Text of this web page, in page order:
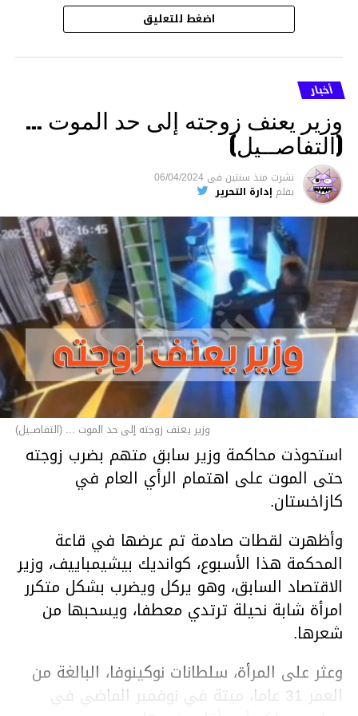
اضغط للتعليق
أخبار
وزير يعنف زوجته إلى حد الموت …
(التفاصــيل)
نشرت منذ سنتين فى 06/04/2024
بقلم إدارة التحرير
وزير يعنف زوجته إلى حد الموت ... (التفاصــيل)
استحوذت محاكمة وزير سابق متهم بضرب زوجته
حتى الموت على اهتمام الرأي العام في
كازاخستان.
وأظهرت لقطات صادمة تم عرضها في قاعة
المحكمة هذا الأسبوع، كوانديك بيشيمباييف، وزير
الاقتصاد السابق، وهو يركل ويضرب بشكل متكرر
امرأة شابة نحيلة ترتدي معطفا، ويسحبها من
شعرها.
وعثر على المرأة، سلطانات نوكينوفا، البالغة من
العمر 31 عاما، ميتة في نوفمبر الماضي في